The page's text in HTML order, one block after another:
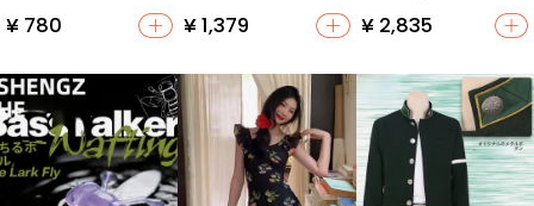
ー【微物・フィッシ
ング用】
¥ 780 ¥ 1,379
【防飛灰・クリスタ
ル装飾・多機能】
¥ 2,835